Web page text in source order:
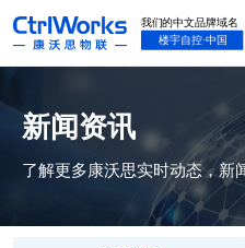
新闻资讯
了解更多康沃思实时动态，新